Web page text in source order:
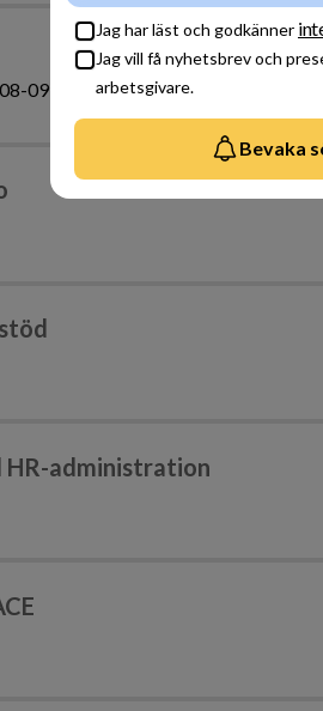
Jag har läst och godkänner
Jag vill få nyhetsbrev och
arbetsgivare.
Bevaka
09
administration